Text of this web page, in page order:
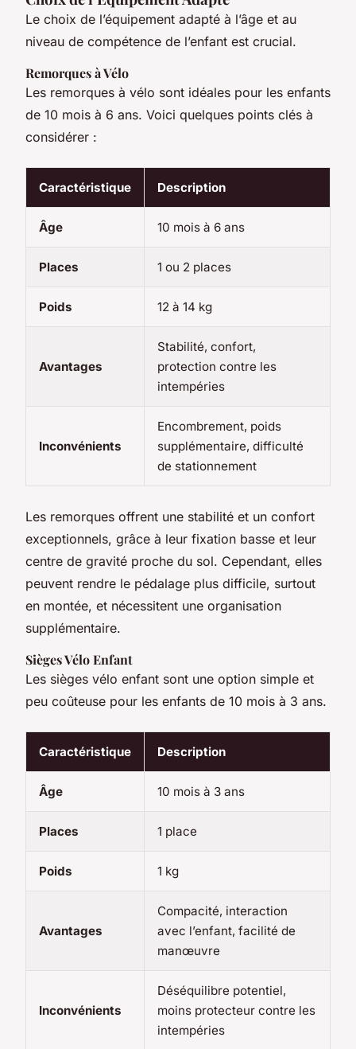
Le choix de l’équipement adapté à l’âge et au
niveau de compétence de l’enfant est crucial.
Remorques à Vélo
Les remorques à vélo sont idéales pour les enfants
de 10 mois à 6 ans. Voici quelques points clés à
considérer :
Caractéristique Description
Âge 10 mois à 6 ans
Places 1 ou 2 places
Poids 12 à 14 kg
Avantages
Stabilité, confort,
protection contre les
intempéries
Inconvénients
Encombrement, poids
supplémentaire, difficulté
de stationnement
Les remorques offrent une stabilité et un confort
exceptionnels, grâce à leur fixation basse et leur
centre de gravité proche du sol. Cependant, elles
peuvent rendre le pédalage plus difficile, surtout
en montée, et nécessitent une organisation
supplémentaire.
Sièges Vélo Enfant
Les sièges vélo enfant sont une option simple et
peu coûteuse pour les enfants de 10 mois à 3 ans.
Caractéristique Description
Âge 10 mois à 3 ans
Places 1 place
Poids 1 kg
Avantages
Compacité, interaction
avec l’enfant, facilité de
manœuvre
Inconvénients
Déséquilibre potentiel,
moins protecteur contre les
intempéries